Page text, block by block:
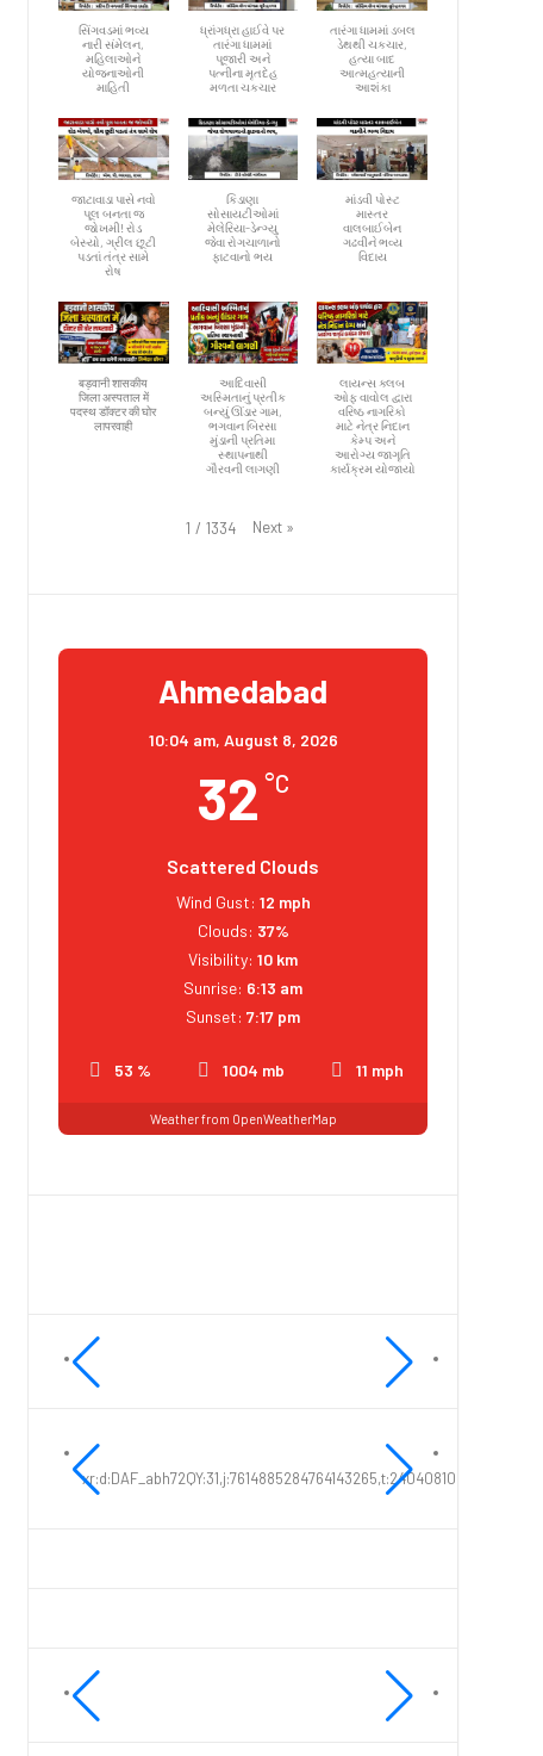
સિંગવડમાં ભવ્ય
નારી સંમેલન,
મહિલાઓને
યોજનાઓની
માહિતી
ધ્રાંગધ્રા હાઈવે પર
તારંગા ધામમાં
પૂજારી અને
પત્નીના મૃતદેહ
મળતા ચકચાર
તારંગા ધામમાં ડબલ
ડેથથી ચકચાર,
હત્યા બાદ
આત્મહત્યાની
આશંકા
જાટાવાડા પાસે નવો
પૂલ બનતા જ
જોખમી! રોડ
બેસ્યો, ગ્રીલ છૂટી
પડતાં તંત્ર સામે
રોષ
કિડાણા
સોસાયટીઓમાં
મેલેરિયા-ડેન્ગ્યુ
જેવા રોગચાળાનો
ફાટવાનો ભય
માંડવી પોસ્ટ
માસ્તર
વાલબાઈબેન
ગઢવીને ભવ્ય
વિદાય
बड़वानी शासकीय
जिला अस्पताल में
पदस्थ डॉक्टर की घोर
लापरवाही
આદિવાસી
અસ્મિતાનું પ્રતીક
બન્યું ઊંડાર ગામ,
ભગવાન બિરસા
મુંડાની પ્રતિમા
સ્થાપનાથી
ગૌરવની લાગણી
લાયન્સ ક્લબ
ઓફ વાવોલ દ્વારા
વરિષ્ઠ નાગરિકો
માટે નેત્ર નિદાન
કેમ્પ અને
આરોગ્ય જાગૃતિ
કાર્યક્રમ યોજાયો
1 / 1334 Next »
Ahmedabad
10:04 am, August 8, 2026
32 °C
Scattered Clouds
53 % 1004 mb 11 mph
Wind Gust: 12 mph
Clouds: 37%
Visibility: 10 km
Sunrise: 6:13 am
Sunset: 7:17 pm
Weather from OpenWeatherMap
xr:d:DAF_abh72QY:31,j:7614885284764143265,t:24040810